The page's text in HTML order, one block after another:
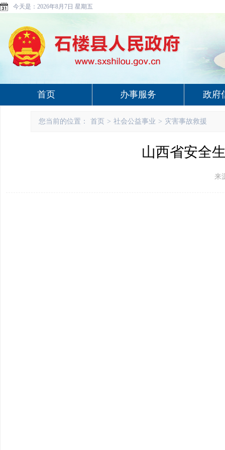
今天是： 2026年8月7日 星期五
首页 办事服务 政府
您当前的位置： 首页 > 社会公益事业 > 灾害事故救援
山西省安全
来